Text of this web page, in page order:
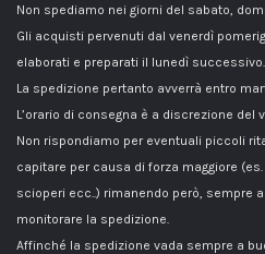
Non spediamo nei giorni del sabato,
Gli acquisti pervenuti dal venerdì
elaborati e preparati il lunedì successivo.
La spedizione pertanto avverrà entro
L’orario di consegna è a discrezione del
Non rispondiamo per eventuali piccoli
capitare per causa di forza maggiore
scioperi ecc..) rimanendo però, sempre
monitorare la spedizione.
Affinché la spedizione vada sempre a